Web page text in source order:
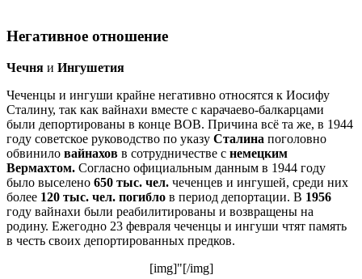
Негативное отношение
Чечня и Ингушетия
Чеченцы и ингуши крайне негативно относятся к Иосифу
Сталину, так как вайнахи вместе с карачаево-балкарцами
были депортированы в конце ВОВ. Причина всё та же, в 1944
году советское руководство по указу Сталина поголовно
обвинило вайнахов в сотрудничестве с немецким
Вермахтом. Согласно официальным данным в 1944 году
было выселено 650 тыс. чел. чеченцев и ингушей, среди них
более 120 тыс. чел. погибло в период депортации. В 1956
году вайнахи были реабилитированы и возвращены на
родину. Ежегодно 23 февраля чеченцы и ингуши чтят память
в честь своих депортированных предков.
[img]"[/img]